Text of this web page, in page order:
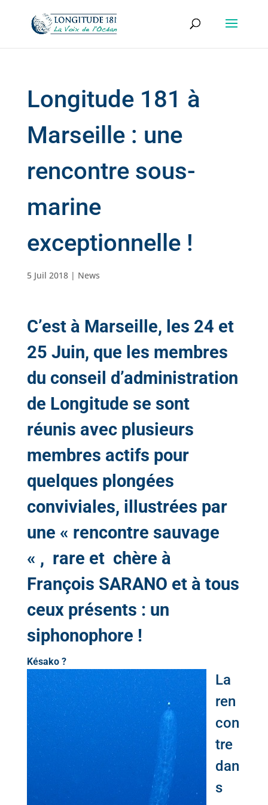
Longitude 181 à
Marseille : une
rencontre sous-
marine
exceptionnelle !
5 Juil 2018| News
C’est à Marseille, les 24 et
25 Juin, que les membres
du conseil d’administration
de Longitude se sont
réunis avec plusieurs
membres actifs pour
quelques plongées
conviviales, illustrées par
une « rencontre sauvage
« , rare et chère à
François SARANO et à tous
ceux présents : un
siphonophore !
Késako ?
La
ren
con
tre
dan
s